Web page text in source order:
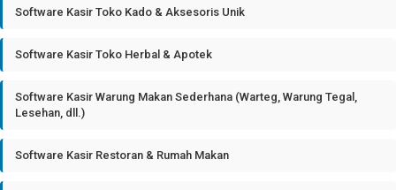
Software Kasir Toko Kado & Aksesoris Unik
Software Kasir Toko Herbal & Apotek
Software Kasir Warung Makan Sederhana (Warteg, Warung Tegal,
Lesehan, dll.)
Software Kasir Restoran & Rumah Makan